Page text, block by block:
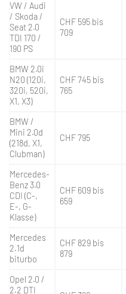
VW / Audi
/ Skoda /
Seat 2.0
TDI 170 /
190 PS
CHF 595 bis
709
BMW 2.0i
N20 (120i,
320i, 520i,
X1, X3)
CHF 745 bis
765
BMW /
Mini 2.0d
(218d, X1,
Clubman)
CHF 795
Mercedes-
Benz 3.0
CDI (C-,
E-, G-
Klasse)
CHF 609 bis
659
Mercedes
2.1d
biturbo
CHF 829 bis
879
Opel 2.0 /
2.2 DTI